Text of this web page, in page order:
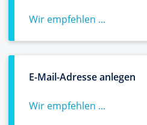
Wir empfehlen ...
E-Mail-Adresse anlegen
Wir empfehlen ...